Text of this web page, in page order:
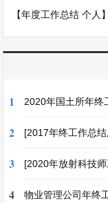
【年度工作总结 个人
1 2020年国土所年终
2 [2017年终工作总
3 [2020年放射科技
4 物业管理公司年终